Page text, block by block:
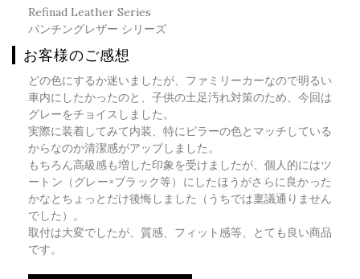
Refinad Leather Series
パンチングレザー シリーズ
お客様のご感想
どの色にするか迷いましたが、ファミリーカーなので明るい
車内にしたかったのと、子供の土足汚れ対策のため、今回は
グレーをチョイスしました。
実際に装着してみて内装、特にピラーの色とマッチしている
からなのか清潔感がアップしました。
もちろん高級感も増した印象を受けましたが、個人的にはツ
ートン（グレー×ブラック等）にしたほうがさらに良かった
かなとちょっとだけ後悔しました（うちでは稟議通りません
でした）。
取付は大変でしたが、質感、フィット感等、とても良い商品
です。